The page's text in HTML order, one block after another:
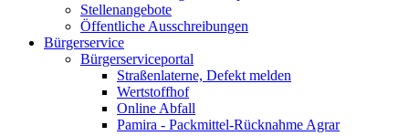
Stellenangebote
Öffentliche Ausschreibungen
Bürgerservice
Bürgerserviceportal
Straßenlaterne, Defekt melden
Wertstoffhof
Online Abfall
Pamira - Packmittel-Rücknahme Agrar